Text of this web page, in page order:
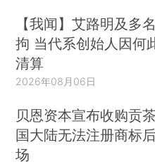
【我闻】艾路明及多
拘 当代系创始人因何
清算
2026年08月06日
贝恩资本宣布收购贡
国大陆无法注册商标
场